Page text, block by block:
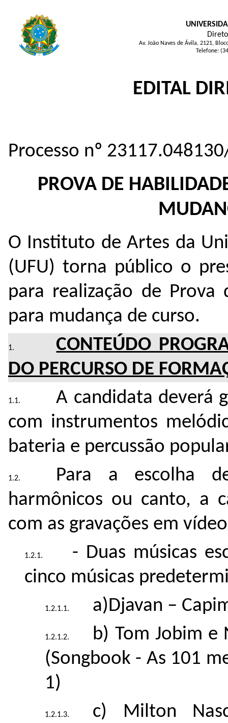
Av. João Naves de Ávila, 2121,
Telefone:
EDITAL
Processo nº
PROVA DE
O Instituto de Artes da
(UFU) torna público o
para realização de Prova
para mudança de curso.
CONTEÚDO
DO PERCURSO DE
A candidata deverá
com instrumentos
bateria e percussão
Para a escolha
harmônicos ou canto, a
com as gravações em
- Duas músicas
cinco músicas
a)Djavan –
b) Tom Jobim e
(Songbook - As 101
1)
c) Milton